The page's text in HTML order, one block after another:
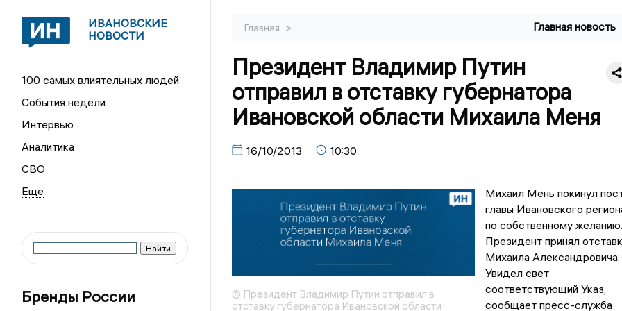
ИВАНОВСКИЕ
НОВОСТИ
100 самых влиятельных людей
События недели
Интервью
Аналитика
СВО
Бренды России
Главная > Главная новость
Президент Владимир Путин
отправил в отставку губернатора
Ивановской области Михаила Меня
16/10/2013 10:30
© Президент Владимир Путин отправил в
отставку губернатора Ивановской области
Михаил Мень покинул
главы Ивановского
по собственному желанию.
Президент принял
Михаила Александровича.
Увидел свет
соответствующий Указ,
сообщает пресс-служба